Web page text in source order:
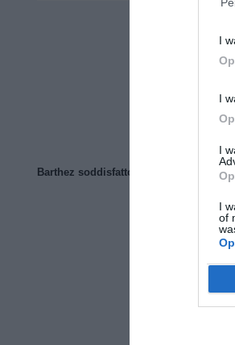
I
I
I
I
of
Barthez soddisfatto del Manchester